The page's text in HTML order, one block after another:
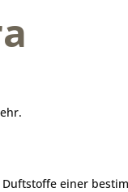
einer